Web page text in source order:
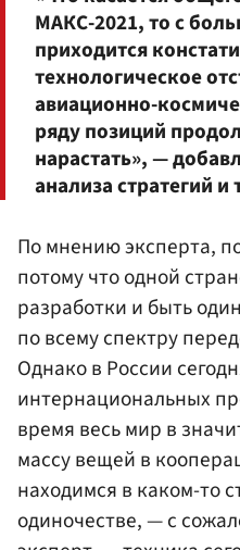
МАКС-2021, то с
приходится
технологическое
авиационно-
ряду позиций
нарастать», —
анализа стратегий и
По мнению эксперта,
потому что одной
разработки и быть
по всему спектру
Однако в России
интернациональных
время весь мир в
массу вещей в
находимся в каком-то
одиночестве, — с